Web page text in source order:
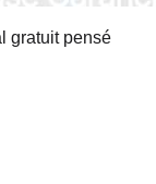
gratuit pensé